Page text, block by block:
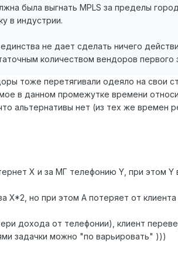
была выгнать MPLS за пределы
в индустрии.
не дает сделать ничего
количеством вендоров первого
тоже перетягивали одеяло на свои
в данном промежутке времени
альтернативы нет (из тех же времен
Х и за МГ телефонию Y, при этом
X*2, но при этом А потеряет от
дохода от телефонии), клиент
задачки можно "по варьировать" )))